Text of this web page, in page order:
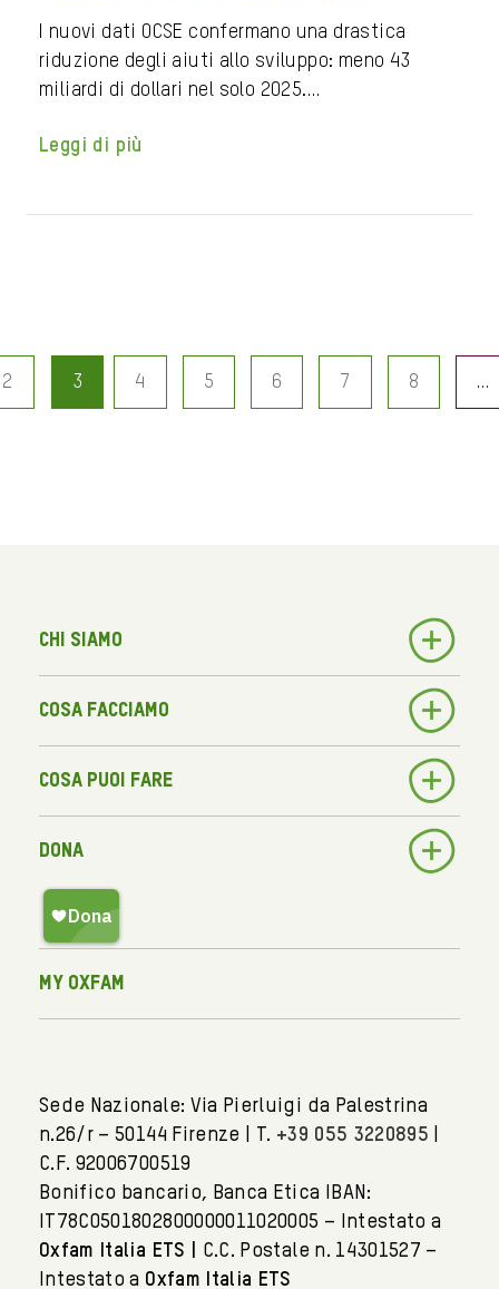
I nuovi dati OCSE confermano una drastica
riduzione degli aiuti allo sviluppo: meno 43
miliardi di dollari nel solo 2025.…
Leggi di più
2 3 4 5 6 7 8 …
Chi siamo
Cosa facciamo
Cosa puoi fare
Dona
My Oxfam
Sede Nazionale: Via Pierluigi da Palestrina
n.26/r – 50144 Firenze | T. +39 055 3220895
C.F. 92006700519
Bonifico bancario, Banca Etica IBAN:
IT78C0501802800000011020005 – Intestato a
Oxfam Italia ETS | C.C. Postale n. 14301527 –
Intestato a Oxfam Italia ETS